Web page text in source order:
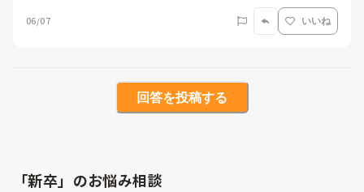
06/07 いいね
回答を投稿する
「新卒」のお悩み相談